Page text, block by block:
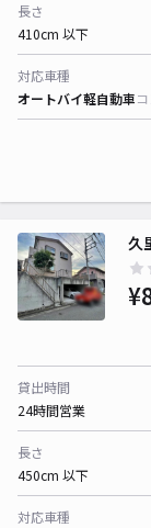
長さ
410cm 以下
対応車種
オートバイ軽自動車
久
貸出時間
24時間営業
長さ
450cm 以下
対応車種